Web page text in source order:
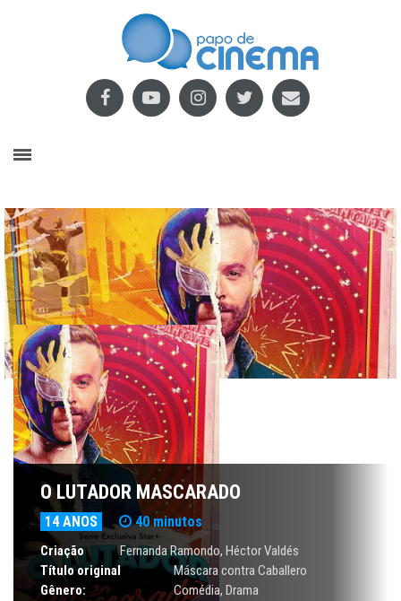
O LUTADOR MASCARADO
14 ANOS 40 minutos
Criação
Fernanda Ramondo, Héctor Valdés
Título original
Máscara contra Caballero
Gênero:
Comédia, Drama